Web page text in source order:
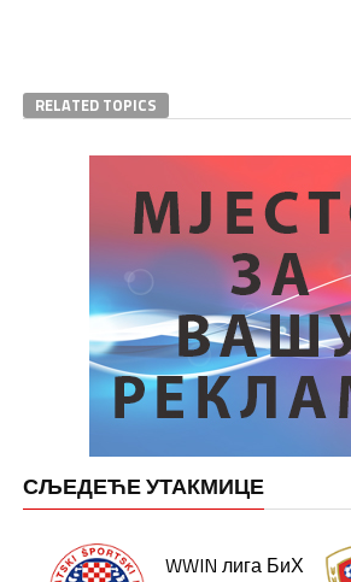
RELATED TOPICS
СЉЕДЕЋЕ УТАКМИЦЕ
WWIN лига БиХ